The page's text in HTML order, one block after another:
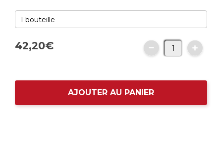
42,20€
AJOUTER AU PANIER